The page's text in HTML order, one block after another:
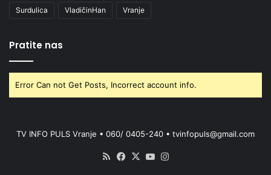
Surdulica VladičinHan Vranje
Pratite nas
Error Can not Get Posts, Incorrect account info.
TV INFO PULS Vranje • 060/ 0405-240 • tvinfopuls@gmail.com
RSS Facebook
X YouTube